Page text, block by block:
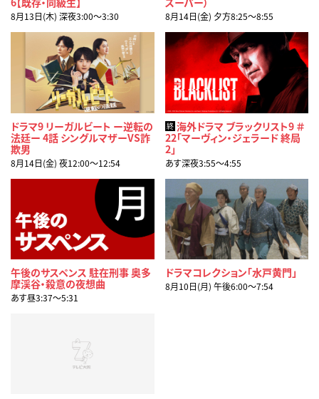
8月13日(木) 深夜3:00〜3:30 8月14日(金) 夕方8:25〜8:55
ドラマ9 リーガルビート ー逆転の
法廷ー 4話 シングルマザーVS詐
欺男
8月14日(金) 夜12:00〜12:54
終 海外ドラマ ブラックリスト9 ＃
22「マーヴィン・ジェラード 終局
2」
あす深夜3:55〜4:55
午後のサスペンス 駐在刑事 奥多
摩渓谷・殺意の夜想曲
あす昼3:37〜5:31
ドラマコレクション「水戸黄門」
8月10日(月) 午後6:00〜7:54